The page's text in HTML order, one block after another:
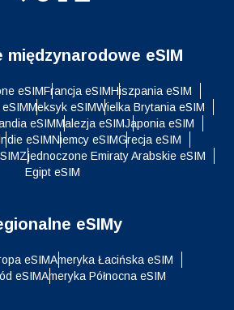
międzynarodowe eSIM
eSIMFrancja eSIMHiszpania eSIM
Meksyk eSIMWielka Brytania eSIM
eSIMMalezja eSIMJaponia eSIM
eSIMNiemcy eSIMGrecja eSIM
Zjednoczone Emiraty Arabskie eSIM
Egipt eSIM
eSIMy
eSIMAmeryka Łacińska eSIM
eSIMAmeryka Północna eSIM